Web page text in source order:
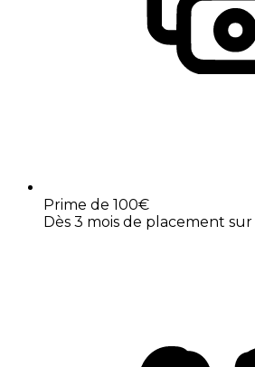
Prime de 100€
Dès 3 mois de placement sur